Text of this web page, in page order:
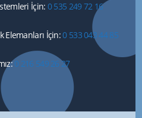
İçin: 0 535 249 72 16
Elemanları İçin:0 533 043 44 85
0 216 549 26 27